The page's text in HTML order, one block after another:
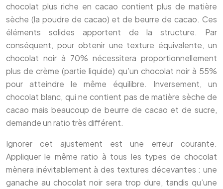
chocolat plus riche en cacao contient plus de matière
sèche (la poudre de cacao) et de beurre de cacao. Ces
éléments solides apportent de la structure. Par
conséquent, pour obtenir une texture équivalente, un
chocolat noir à 70% nécessitera proportionnellement
plus de crème (partie liquide) qu’un chocolat noir à 55%
pour atteindre le même équilibre. Inversement, un
chocolat blanc, qui ne contient pas de matière sèche de
cacao mais beaucoup de beurre de cacao et de sucre,
demande un ratio très différent.
Ignorer cet ajustement est une erreur courante.
Appliquer le même ratio à tous les types de chocolat
mènera inévitablement à des textures décevantes : une
ganache au chocolat noir sera trop dure, tandis qu’une